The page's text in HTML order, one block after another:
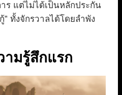
าร แต่ไม่ได้เป็นหลักประกัน
” ทั้งจักรวาลได้โดยลำพัง
มรู้สึกแรก